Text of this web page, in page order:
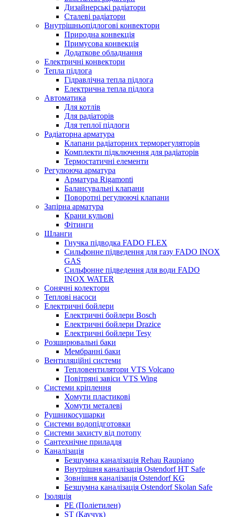
Дизайнерські радіатори
Сталеві радіатори
Внутрішньопідлогові конвектори
Природна конвекція
Примусова конвекція
Додаткове обладнання
Електричні конвектори
Тепла підлога
Гідравлічна тепла підлога
Електрична тепла підлога
Автоматика
Для котлів
Для радіаторів
Для теплої підлоги
Радіаторна арматура
Клапани радіаторних терморегуляторів
Комплекти підключення для радіаторів
Термостатичні елементи
Регулююча арматура
Арматура Rigamonti
Балансувальні клапани
Поворотні регулюючі клапани
Запірна арматура
Крани кульові
Фітинги
Шланги
Гнучка підводка FADO FLEX
Сильфонне підведення для газу FADO INOX
GAS
Сильфонне підведення для води FADO
INOX WATER
Сонячні колектори
Теплові насоси
Електричні бойлери
Електричні бойлери Bosch
Електричні бойлери Drazice
Електричні бойлери Tesy
Розширювальні баки
Мембранні баки
Вентиляційні системи
Тепловентилятори VTS Volcano
Повітряні завіси VTS Wing
Системи кріплення
Хомути пластикові
Хомути металеві
Рушникосушарки
Системи водопідготовки
Системи захисту від потопу
Сантехнічне приладдя
Каналізація
Безшумна каналізація Rehau Raupiano
Внутрішня каналізація Ostendorf HT Safe
Зовнішня каналізація Ostendorf KG
Безшумна каналізація Ostendorf Skolan Safe
Ізоляція
PE (Поліетилен)
ST (Каучук)